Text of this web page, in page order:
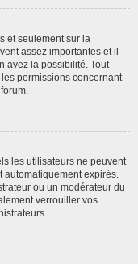
et seulement sur la
assez importantes et il
avez la possibilité. Tout
permissions concernant
les utilisateurs ne peuvent
expirés.
ou un modérateur du
verrouiller vos